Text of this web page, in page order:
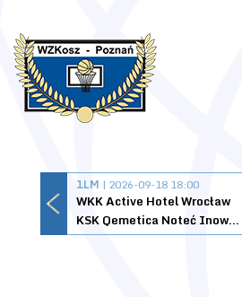
1LM | 2026-09-18 18:00
WKK Active Hotel Wrocław
KSK Qemetica Noteć Inowrocław